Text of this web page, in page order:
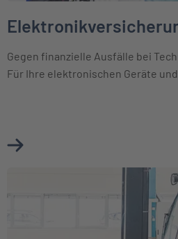
Gegen finanzielle Ausfälle bei
Für Ihre elektronischen Geräte
Mehr über
Weiter zu Maschinenversicherung